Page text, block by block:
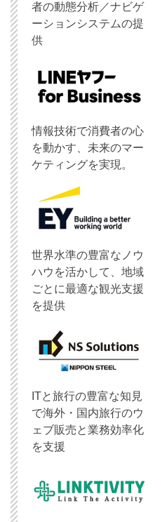
者の動態分析／ナビゲ
ーションシステムの提
供
情報技術で消費者の心
を動かす、未来のマー
ケティングを実現。
世界水準の豊富なノウ
ハウを活かして、地域
ごとに最適な観光支援
を提供
ITと旅行の豊富な知見
で海外・国内旅行のウ
ェブ販売と業務効率化
を支援